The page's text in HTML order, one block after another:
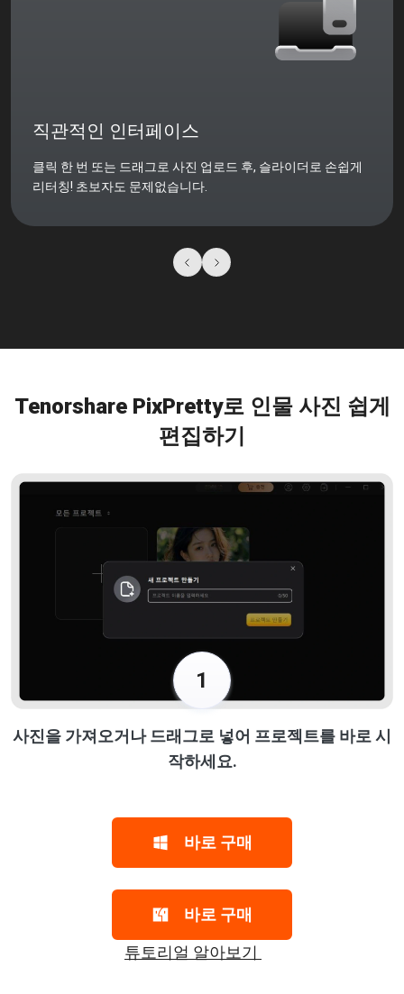
직관적인 인터페이스
클릭 한 번 또는 드래그로 사진 업로드 후, 슬라이더로 손쉽게
리터칭! 초보자도 문제없습니다.
Tenorshare PixPretty로 인물 사진 쉽게
편집하기
1
사진을 가져오거나 드래그로 넣어 프로젝트를 바로 시
작하세요.
바로 구매
바로 구매
튜토리얼 알아보기